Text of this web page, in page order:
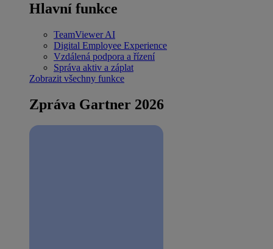
Hlavní funkce
TeamViewer AI
Digital Employee Experience
Vzdálená podpora a řízení
Správa aktiv a záplat
Zobrazit všechny funkce
Zpráva Gartner 2026